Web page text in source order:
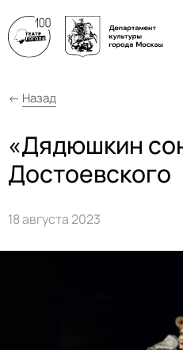
← Назад
«Дядюшкин
Достоевского
18 августа 2023